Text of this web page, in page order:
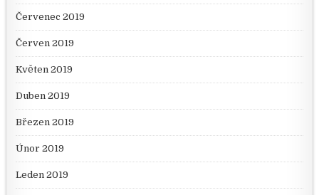
Červenec 2019
Červen 2019
Květen 2019
Duben 2019
Březen 2019
Únor 2019
Leden 2019